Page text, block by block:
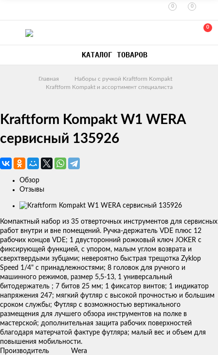
0 0
0
КАТАЛОГ ТОВАРОВ
Главная
Наборы с ручкой Kraftform Kompakt
Kraftform Kompakt и ассортимент специалиста
Kraftform Kompakt W1 WERA
сервисный 135926
Обзор
Отзывы
Изображения
товаров
Компактный набор из 35 отверточных инструментов для сервисных
работ внутри и вне помещений. Ручка-держатель VDE плюс 12
рабочих концов VDE; 1 двусторонний рожковый ключ JOKER с
фиксирующей функцией, с упором, малым углом возврата и
сверхтвердыми зубцами; невероятно быстрая трещотка Zyklop
Speed 1/4" с принадлежностями; 8 головок для ручного и
машинного режимов, размер 5,5-13, 1 универсальный
битодержатель ; 7 битов 25 мм; 1 фиксатор винтов; 1 индикатор
напряжения 247; мягкий футляр с высокой прочностью и большим
сроком службы; Футляр с возможностью вертикального
размещения для лучшего обзора инструментов на полке в
мастерской; дополнительная защита рабочих поверхностей
благодаря матерчатой фактуре футляра; малый вес и объем для
повышения мобильности.
Производитель
Wera